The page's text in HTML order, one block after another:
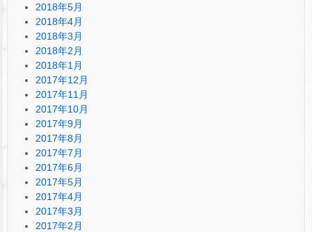
2018年5月
2018年4月
2018年3月
2018年2月
2018年1月
2017年12月
2017年11月
2017年10月
2017年9月
2017年8月
2017年7月
2017年6月
2017年5月
2017年4月
2017年3月
2017年2月